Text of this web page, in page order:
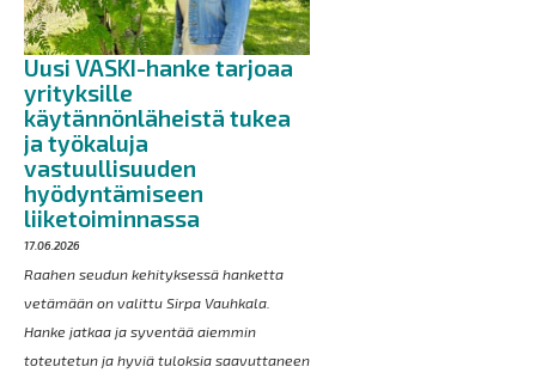
Uusi VASKI-hanke tarjoaa
yrityksille
käytännönläheistä tukea
ja työkaluja
vastuullisuuden
hyödyntämiseen
liiketoiminnassa
17.06.2026
Raahen seudun kehityksessä hanketta
vetämään on valittu Sirpa Vauhkala.
Hanke jatkaa ja syventää aiemmin
toteutetun ja hyviä tuloksia saavuttaneen